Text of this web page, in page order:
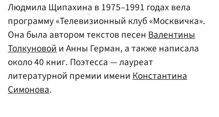
Людмила Щипахина в 1975–1991 годах вела
программу «Телевизионный клуб «Москвичка».
Она была автором текстов песенВалентины
Толкуновойи Анны Герман, а также написала
около 40 книг. Поэтесса — лауреат
литературной премии имениКонстантина
Симонова.